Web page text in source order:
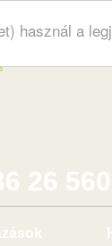
használ a
26